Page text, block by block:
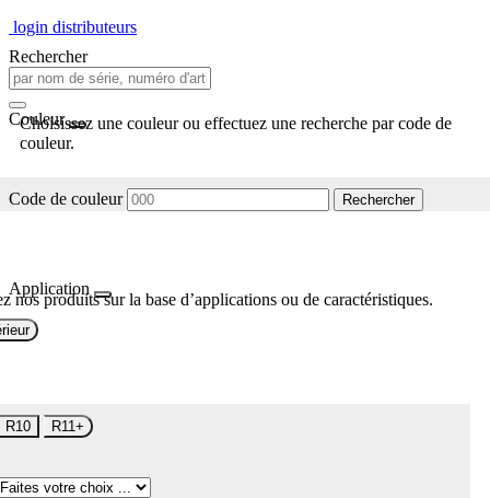
login distributeurs
Rechercher
Couleur
Choisissez une couleur ou effectuez une recherche par code de
couleur.
Code de couleur Rechercher
Application
nos produits sur la base d’applications ou de caractéristiques.
R10 R11+